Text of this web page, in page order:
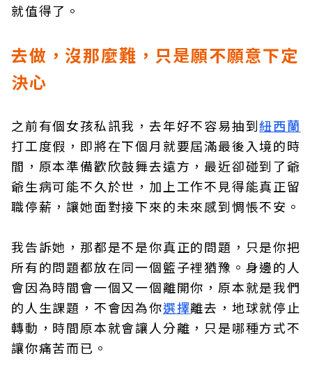
就值得了。
去做，沒那麼難，只是願不願意下定
決心
之前有個女孩私訊我，去年好不容易抽到紐西蘭
打工度假，即將在下個月就要屆滿最後入境的時
間，原本準備歡欣鼓舞去遠方，最近卻碰到了爺
爺生病可能不久於世，加上工作不見得能真正留
職停薪，讓她面對接下來的未來感到惆悵不安。
我告訴她，那都是不是你真正的問題，只是你把
所有的問題都放在同一個籃子裡猶豫。身邊的人
會因為時間會一個又一個離開你，原本就是我們
的人生課題，不會因為你選擇離去，地球就停止
轉動，時間原本就會讓人分離，只是哪種方式不
讓你痛苦而已。